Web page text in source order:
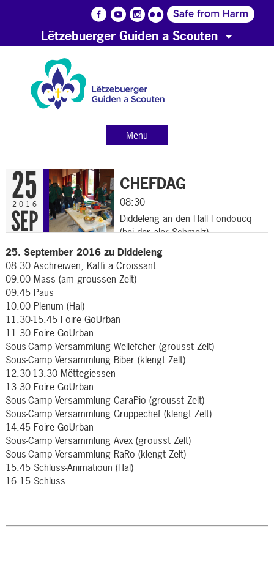
Lëtzebuerger Guiden a Scouten
Menü
25
2016
SEP
CHEFDAG
08:30
Diddeleng an den Hall Fondoucq
(bei der aler Schmelz)
25. September 2016 zu Diddeleng
08.30 Aschreiwen, Kaffi a Croissant
09.00 Mass (am groussen Zelt)
09.45 Paus
10.00 Plenum (Hal)
11.30-15.45 Foire GoUrban
11.30 Foire GoUrban
Sous-Camp Versammlung Wëllefcher (grousst Zelt)
Sous-Camp Versammlung Biber (klengt Zelt)
12.30-13.30 Mëttegiessen
13.30 Foire GoUrban
Sous-Camp Versammlung CaraPio (grousst Zelt)
Sous-Camp Versammlung Gruppechef (klengt Zelt)
14.45 Foire GoUrban
Sous-Camp Versammlung Avex (grousst Zelt)
Sous-Camp Versammlung RaRo (klengt Zelt)
15.45 Schluss-Animatioun (Hal)
16.15 Schluss